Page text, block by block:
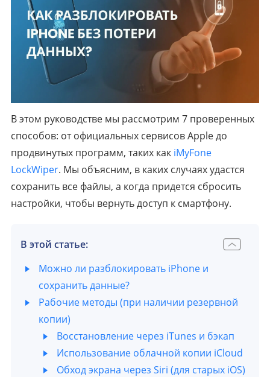
В этом руководстве мы рассмотрим 7 проверенных
способов: от официальных сервисов Apple до
продвинутых программ, таких как iMyFone
LockWiper. Мы объясним, в каких случаях удастся
сохранить все файлы, а когда придется сбросить
настройки, чтобы вернуть доступ к смартфону.
В этой статье:
Можно ли разблокировать iPhone и
сохранить данные?
Рабочие методы (при наличии резервной
копии)
Восстановление через iTunes и бэкап
Использование облачной копии iCloud
Обход экрана через Siri (для старых iOS)